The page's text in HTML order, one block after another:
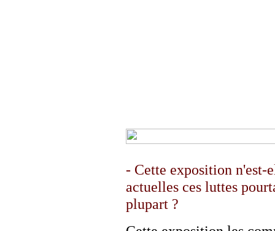
- Cette exposition n'est-
actuelles ces luttes
plupart ?